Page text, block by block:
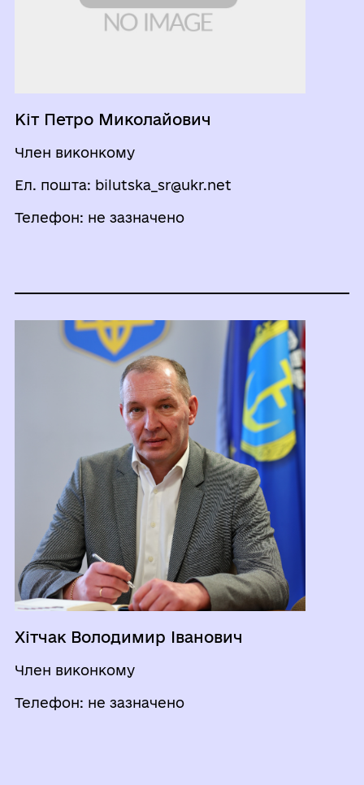
Кіт Петро Миколайович
Член виконкому
Ел. пошта: bilutska_sr@ukr.net
Телефон: не зазначено
Хітчак Володимир Іванович
Член виконкому
Телефон: не зазначено